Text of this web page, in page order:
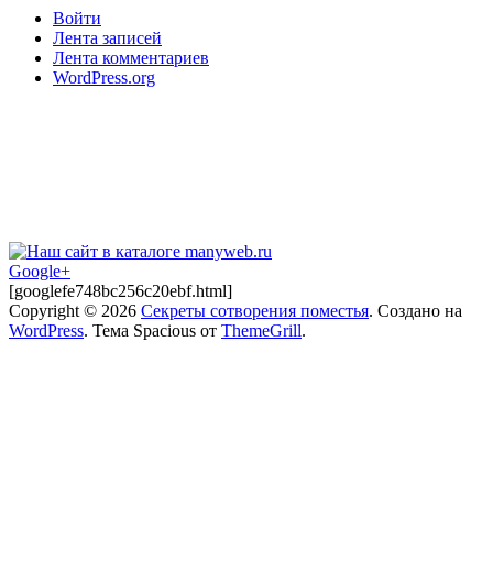
Войти
Лента записей
Лента комментариев
WordPress.org
Google+
[googlefe748bc256c20ebf.html]
Copyright © 2026 Секреты сотворения поместья. Создано на
WordPress. Тема Spacious от ThemeGrill.